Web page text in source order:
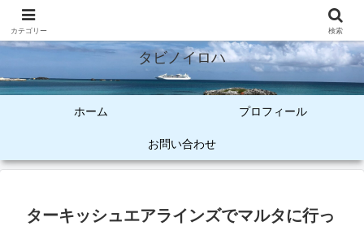
タビノイロハ
ホーム プロフィール
お問い合わせ
ターキッシュエアラインズでマルタに行っ
カテゴリー 検索